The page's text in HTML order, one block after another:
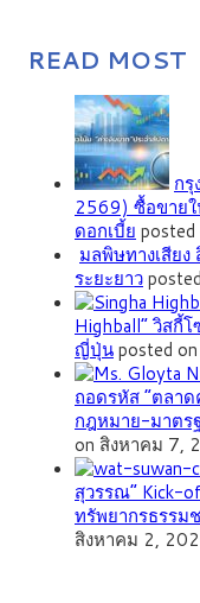
READ MOST
ก
2569) ซื้อขาย
ดอกเบี้ย
มลพิษทางเสียง
ระยะยาว
Highball” วิสกี้
ญี่ปุ่นposted
ถอดรหัส “ตลา
กฎหมาย-มาตร
on สิงหาคม 7,
สุวรรณ” Kick-
ทรัพยากรธรร
สิงหาคม 2,